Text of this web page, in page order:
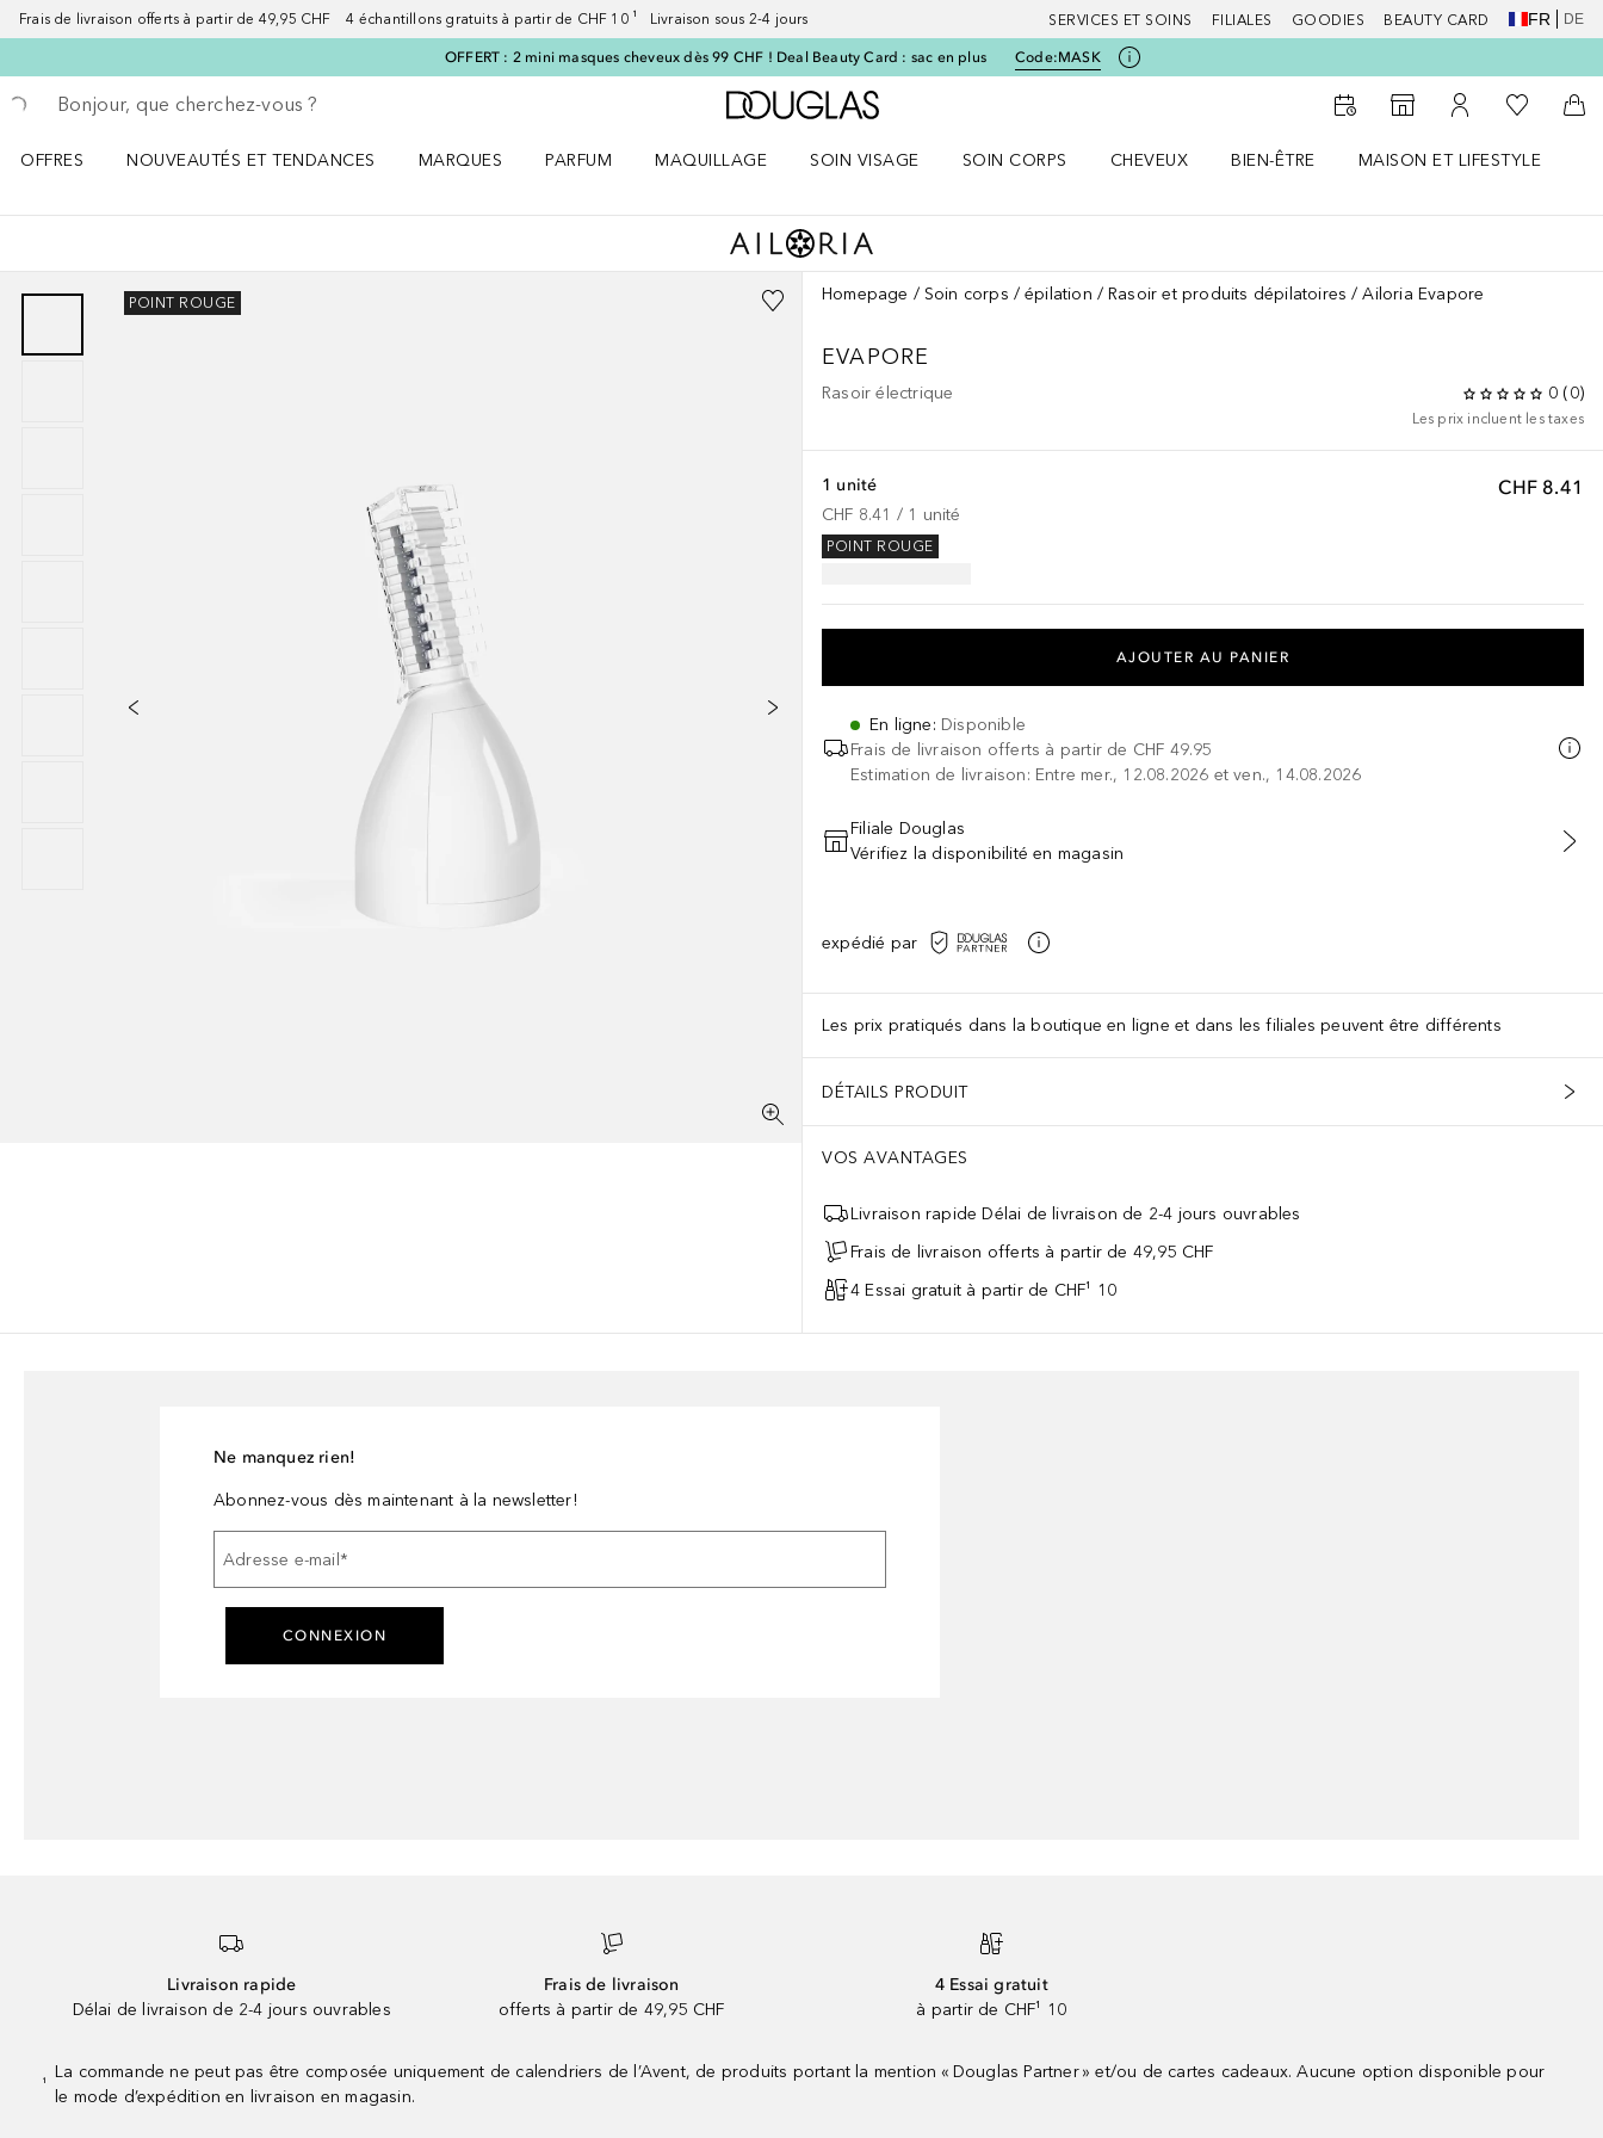
Frais de livraison offerts à partir de 49,95 CHF 4 échantillons gratuits à partir de CHF 10 ¹ Livraison sous 2-4 jours SERVICES ET SOINS FILIALES GOODIES BEAUTY CARD FR DE
OFFERT : 2 mini masques cheveux dès 99 CHF ! Deal Beauty Card : sac en plus Code:MASK
Retourner
Exécuter la recherche
Vers l'accueil Douglas
Vers le Storefinder
Vers Mon Compte
Vers Ma
OFFRES
NOUVEAUTÉS ET TENDANCES
MARQUES
PARFUM
MAQUILLAGE
SOIN VISAGE
SOIN CORPS
CHEVEUX
BIEN-ÊTRE
MAISON ET LIFESTYLE
POINT ROUGE Homepage Soin corps épilation Rasoir et produits dépilatoires Ailoria Evapore
EVAPORE
Rasoir électrique 0 (0)
Les prix incluent les taxes
CHF 8.41
1 unité
CHF 8.41 / 1 unité
POINT ROUGE
AJOUTER AU PANIER
En ligne: Disponible
Frais de livraison offerts à partir de CHF 49.95
Estimation de livraison: Entre mer., 12.08.2026 et ven., 14.08.2026
Filiale Douglas
Vérifiez la disponibilité en magasin
expédié par
Les prix pratiqués dans la boutique en ligne et dans les filiales peuvent être différents
DÉTAILS PRODUIT
VOS AVANTAGES
Livraison rapide Délai de livraison de 2-4 jours ouvrables
Frais de livraison offerts à partir de 49,95 CHF
4 Essai gratuit à partir de CHF¹ 10
Ne manquez rien!
Abonnez-vous dès maintenant à la newsletter!
Adresse e-mail *
CONNEXION
Livraison rapide
Délai de livraison de 2-4 jours ouvrables
Frais de livraison
offerts à partir de 49,95 CHF
4 Essai gratuit
à partir de CHF¹ 10
¹
La commande ne peut pas être composée uniquement de calendriers de l’Avent, de produits portant la mention « Douglas Partner » et/ou de cartes cadeaux. Aucune option disponible pour
le mode d’expédition en livraison en magasin.